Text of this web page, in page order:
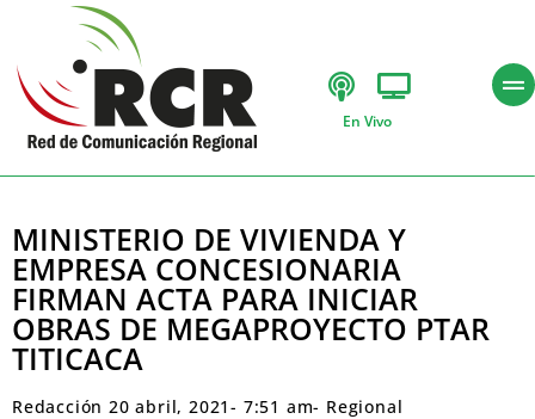
En Vivo
MINISTERIO DE VIVIENDA Y
EMPRESA CONCESIONARIA
FIRMAN ACTA PARA INICIAR
OBRAS DE MEGAPROYECTO PTAR
TITICACA
Redacción 20 abril, 2021- 7:51 am- Regional